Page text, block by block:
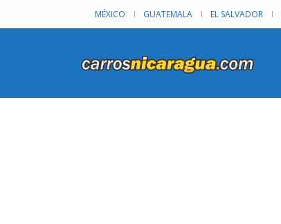
MÉXICO GUATEMALA EL SALVADOR